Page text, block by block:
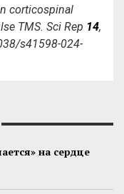
corticospinal
TMS. Sci Rep 14,
s41598-024-
на сердце